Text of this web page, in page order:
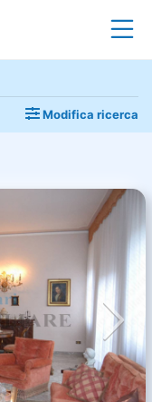
Modifica ricerca